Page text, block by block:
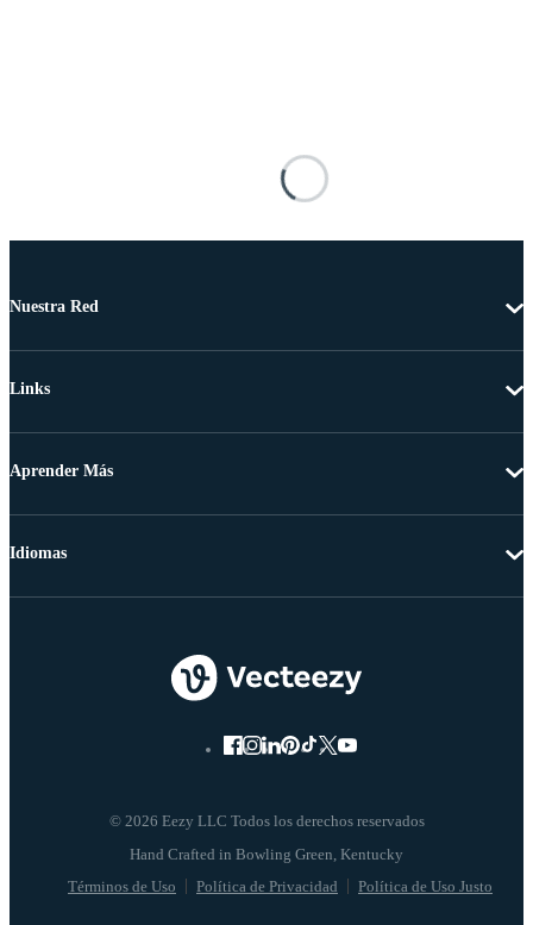
Nuestra Red
Links
Aprender Más
© 2026 Eezy LLC Todos los derechos reservados
Términos de Uso Política de Privacidad Política de Uso Justo
Idiomas